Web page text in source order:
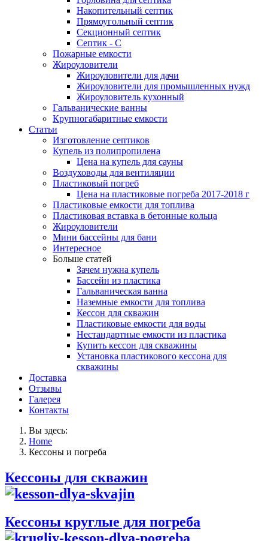
Накопительный септик
Прямоугольный септик
Секционный септик
Септик - С
Пожарные емкости
Жироуловители
Жироуловители для дачи
Жироуловители для промышленных нужд
Жироуловитель кухонный
Гальванические ванны
Крупногабаритные емкости
Статьи
Изготовление септиков
Купель из полипропилена
Цена на купель для сауны
Воздуховоды для вентиляции
Пластиковый погреб
Цена на пластиковые погреба 2017-2018 г
Пластиковые емкости для топлива
Пластиковая вставка в бетонные кольца
Жироуловители
Мини бассейны для бани
Интересное
Больше статей
Зачем нужна купель
Бассейн из пластика
Гальваническая ванна
Наземные емкости для топлива
Кессон для скважин
Пластиковые емкости для воды
Нестандартные емкости из пластика
Купить кессон для скважины
Установка пластикового кессона для
скважины
Доставка
Отзывы
Галерея
Контакты
Вы здесь:
Home
Кессоны и погреба
Кессоны для скважин
Кессоны круглые для погреба